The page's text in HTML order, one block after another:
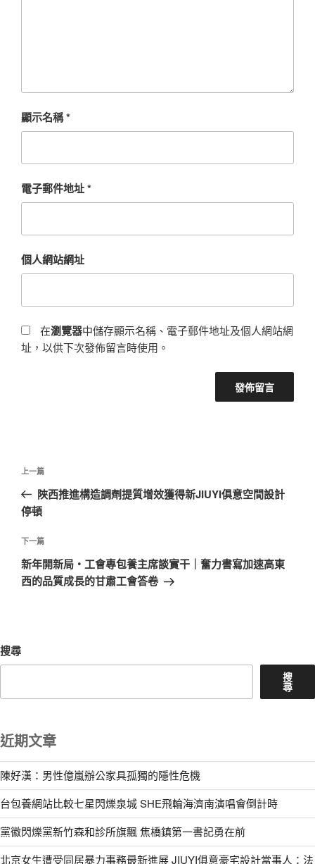
顯示名稱*
電子郵件地址*
個人網站網址
在瀏覽器中儲存顯示名稱、電子郵件地址及個人網站網
址，以供下次發佈留言時使用。
文
導
覽
上
一
篇
章
上一篇
陜西推進構造調劑提質增效獲得新JIUYI俱意空間設計
停頓
下
一
篇
下一篇
新年開新局・工會專包養主席談實干｜奮力書寫加速高東
西的品質成長的甘肅工會答卷
搜尋
搜
尋
近期文章
陳好漢：男性億嵐辦公家具孤獨的隱性危機
台包養網站比較七星閃爍泉城 SHE飛輪海濟南演唱會倒計時
黨徽閃爍黨新竹森和診所旗飄 焦橋鎮第一書記勇在前
北京女生遭受同居暴力事務最新進展 JIUYI俱意豪宅設計當事人：法